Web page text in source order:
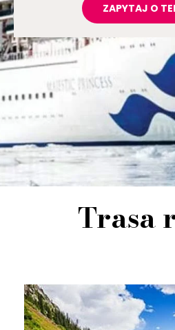
ZAPYTAJ O
Trasa